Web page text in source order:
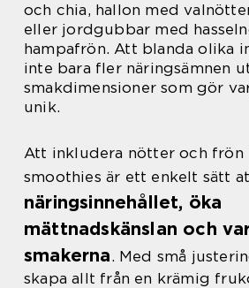
och chia, hallon med
eller jordgubbar med
hampafrön. Att blanda olika
inte bara fler näringsämnen
smakdimensioner som gör
unik.
Att inkludera nötter och frön
smoothies är ett enkelt sätt
näringsinnehållet, öka
mättnadskänslan och
smakerna. Med små
skapa allt från en krämig